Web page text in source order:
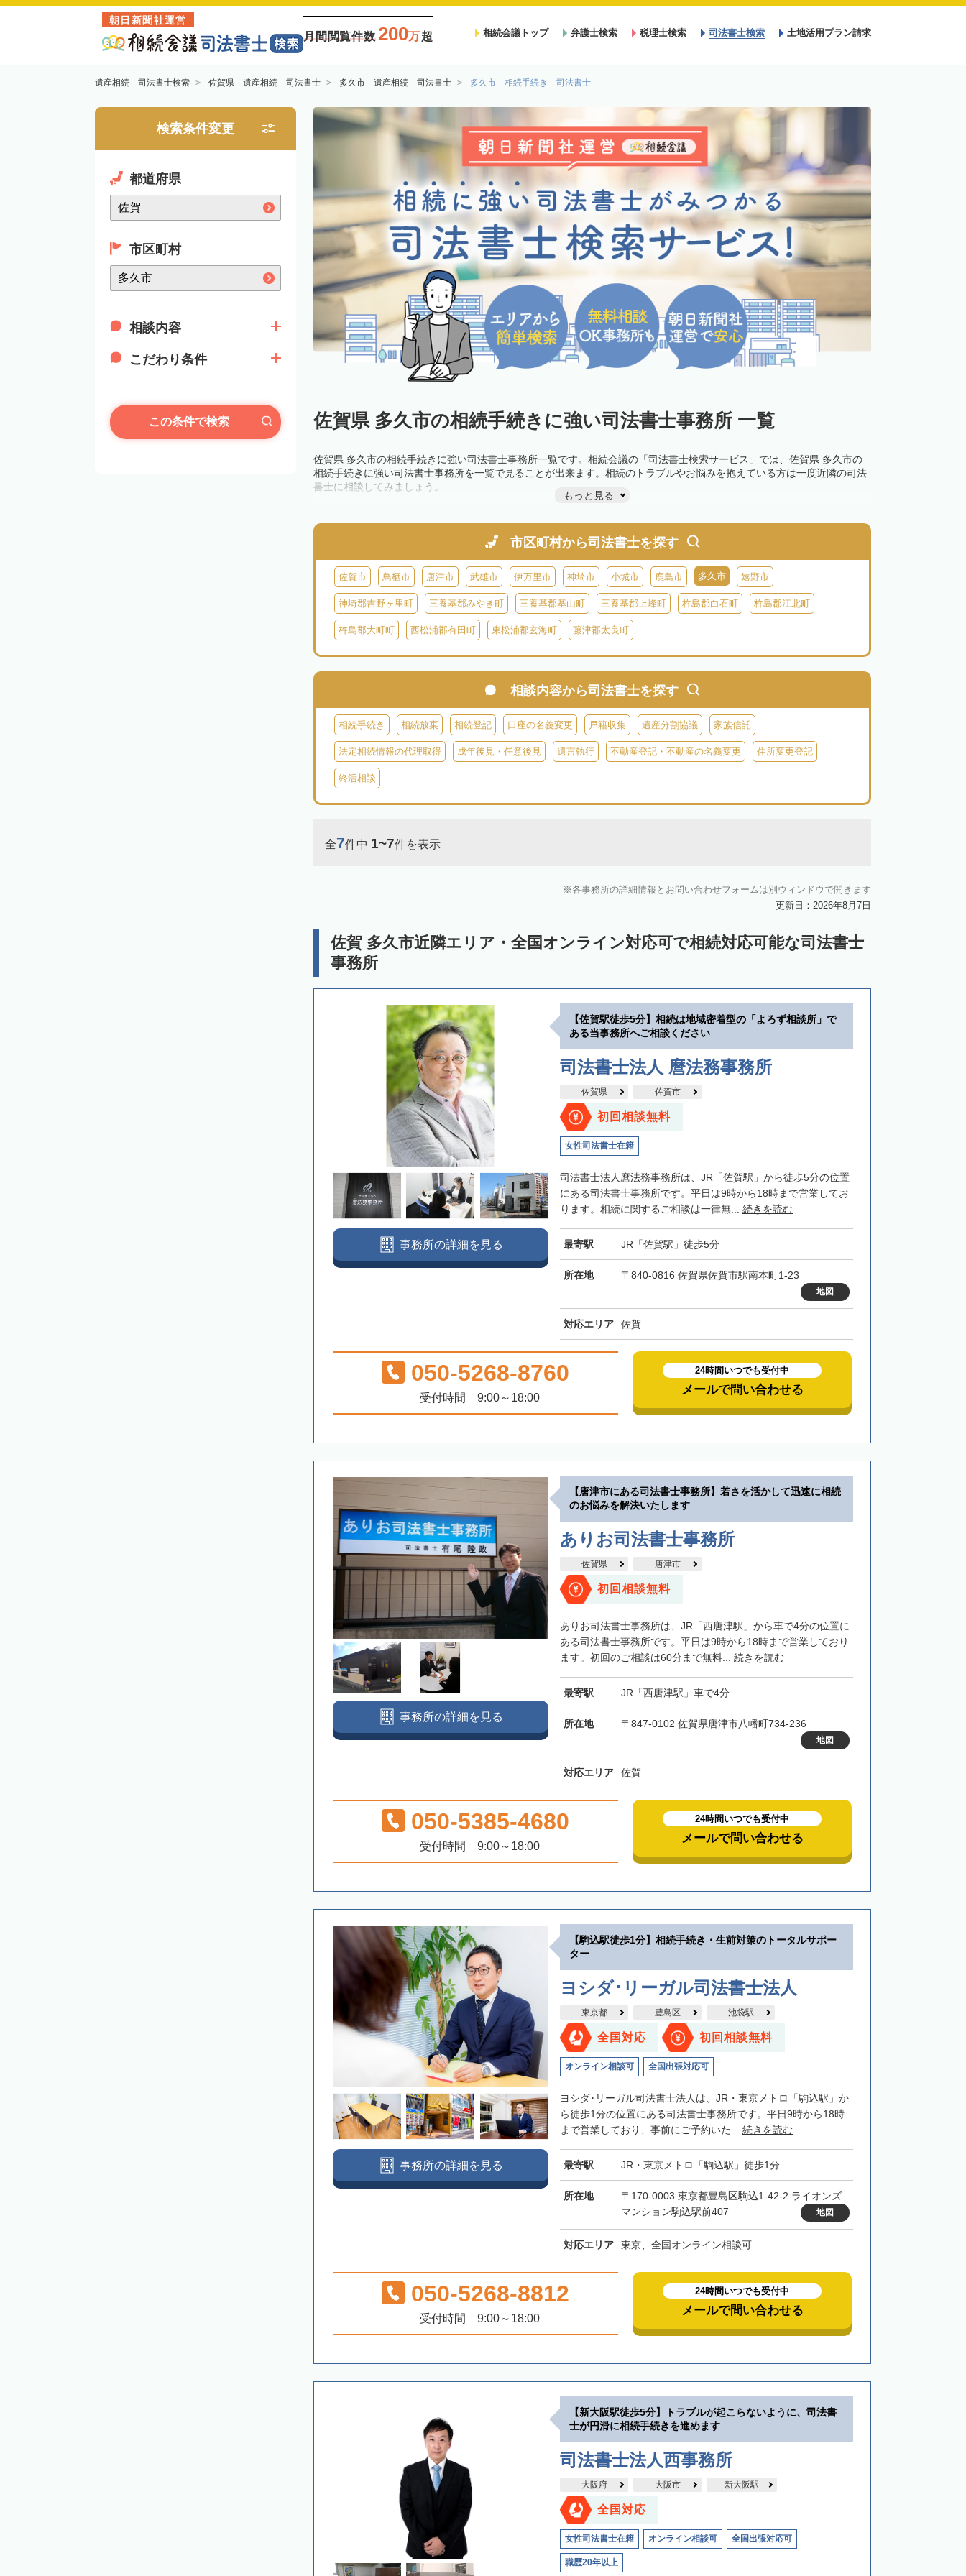
朝日新聞社運営
月間閲覧件数 200万超 相続会議トップ 弁護士検索 税理士検索 司法書士検索 土地活用プラン請求
遺産相続 司法書士検索 佐賀県 遺産相続 司法書士 多久市 遺産相続 司法書士 多久市 相続手続き 司法書士
検索条件変更
都道府県
市区町村
相談内容
こだわり条件
この条件で検索 佐賀県 多久市の相続手続きに強い司法書士事務所 一覧
佐賀県 多久市の相続手続きに強い司法書士事務所一覧です。相続会議の「司法書士検索サービス」では、佐賀県 多久市の
相続手続きに強い司法書士事務所を一覧で見ることが出来ます。相続のトラブルやお悩みを抱えている方は一度近隣の司法
書士に相談してみましょう。
もっと見る
市区町村から司法書士を探す
佐賀市 鳥栖市 唐津市 武雄市 伊万里市 神埼市 小城市 鹿島市 多久市 嬉野市
神埼郡吉野ヶ里町 三養基郡みやき町 三養基郡基山町 三養基郡上峰町 杵島郡白石町 杵島郡江北町
杵島郡大町町 西松浦郡有田町 東松浦郡玄海町 藤津郡太良町
相談内容から司法書士を探す
相続手続き 相続放棄 相続登記 口座の名義変更 戸籍収集 遺産分割協議 家族信託
法定相続情報の代理取得 成年後見・任意後見 遺言執行 不動産登記・不動産の名義変更 住所変更登記
終活相談
全7件中 1~7件を表示
各事務所の詳細情報とお問い合わせフォームは別ウィンドウで開きます
更新日：2026年8月7日
佐賀 多久市近隣エリア・全国オンライン対応可で相続対応可能な司法書士
事務所
【佐賀駅徒歩5分】相続は地域密着型の「よろず相談所」で
ある当事務所へご相談ください
司法書士法人 麿法務事務所
佐賀県 佐賀市
初回相談無料
女性司法書士在籍
司法書士法人麿法務事務所は、JR「佐賀駅」から徒歩5分の位置
にある司法書士事務所です。平日は9時から18時まで営業してお
ります。相続に関するご相談は一律無... 続きを読む
最寄駅 JR「佐賀駅」徒歩5分
所在地 〒840-0816 佐賀県佐賀市駅南本町1-23
地図
対応エリア 佐賀
事務所の詳細を見る
050-5268-8760
受付時間 9:00～18:00
24時間いつでも受付中
メールで問い合わせる
【唐津市にある司法書士事務所】若さを活かして迅速に相続
のお悩みを解決いたします
ありお司法書士事務所
佐賀県 唐津市
初回相談無料
ありお司法書士事務所は、JR「西唐津駅」から車で4分の位置に
ある司法書士事務所です。平日は9時から18時まで営業しており
ます。初回のご相談は60分まで無料... 続きを読む
最寄駅 JR「西唐津駅」車で4分
所在地 〒847-0102 佐賀県唐津市八幡町734-236
地図
対応エリア 佐賀
事務所の詳細を見る
050-5385-4680
受付時間 9:00～18:00
24時間いつでも受付中
メールで問い合わせる
【駒込駅徒歩1分】相続手続き・生前対策のトータルサポー
ター
ヨシダ･リーガル司法書士法人
東京都 豊島区 池袋駅
全国対応 初回相談無料
オンライン相談可 全国出張対応可
ヨシダ･リーガル司法書士法人は、JR・東京メトロ「駒込駅」か
ら徒歩1分の位置にある司法書士事務所です。平日9時から18時
まで営業しており、事前にご予約いた... 続きを読む
最寄駅 JR・東京メトロ「駒込駅」徒歩1分
所在地
〒170-0003 東京都豊島区駒込1-42-2 ライオンズ
マンション駒込駅前407
地図
対応エリア 東京、全国オンライン相談可
事務所の詳細を見る
050-5268-8812
受付時間 9:00～18:00
24時間いつでも受付中
メールで問い合わせる
【新大阪駅徒歩5分】トラブルが起こらないように、司法書
士が円滑に相続手続きを進めます
司法書士法人西事務所
大阪府 大阪市 新大阪駅
全国対応
女性司法書士在籍 オンライン相談可 全国出張対応可
職歴20年以上